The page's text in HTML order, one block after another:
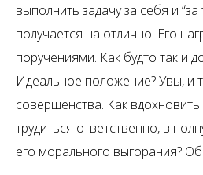
выполнить задачу за себя и “за
получается на отлично. Его
поручениями. Как будто так и
Идеальное положение? Увы, и
совершенства. Как
трудиться ответственно, в
его морального выгорания?